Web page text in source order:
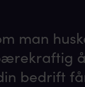
man
bedrift